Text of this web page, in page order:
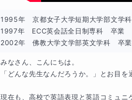
1995年　京都女子大学短期大学部文学
1997年　ECC英会話全日制専科　卒業
2002年　佛教大学文学部英文学科　卒業
みなさん、こんにちは。
「どんな先生なんだろうか。」とお目
現在も、高校で英語表現と英語コミュ